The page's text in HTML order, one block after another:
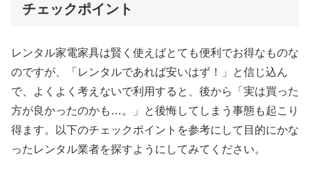
チェックポイント
レンタル家電家具は賢く使えばとても便利でお得なものな
のですが、「レンタルであれば安いはず！」と信じ込ん
で、よくよく考えないで利用すると、後から「実は買った
方が良かったのかも…。」と後悔してしまう事態も起こり
得ます。以下のチェックポイントを参考にして目的にかな
ったレンタル業者を探すようにしてみてください。